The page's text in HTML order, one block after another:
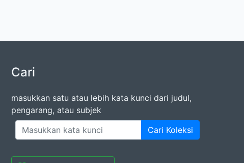
Cari
masukkan satu atau lebih kata kunci dari judul,
pengarang, atau subjek
Cari Koleksi